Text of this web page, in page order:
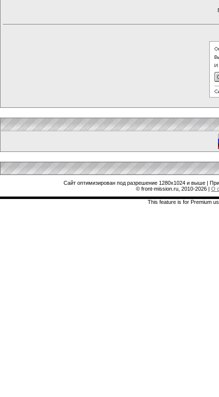
Сайт оптимизирован под разрешение 1280x1024 и выше |
© front-mission.ru, 2010-2026| О
This feature is for Premium